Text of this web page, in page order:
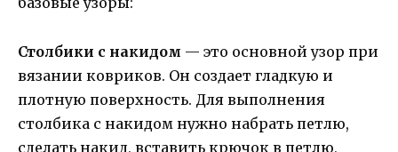
Столбики с накидом — это основной узор при
вязании ковриков. Он создает гладкую и
плотную поверхность. Для выполнения
столбика с накидом нужно набрать петлю,
сделать накид, вставить крючок в петлю,